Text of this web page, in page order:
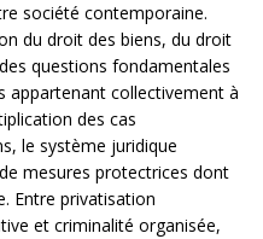
société contemporaine.
du droit des biens, du droit
questions fondamentales
appartenant collectivement à
des cas
le système juridique
mesures protectrices dont
Entre privatisation
et criminalité organisée,